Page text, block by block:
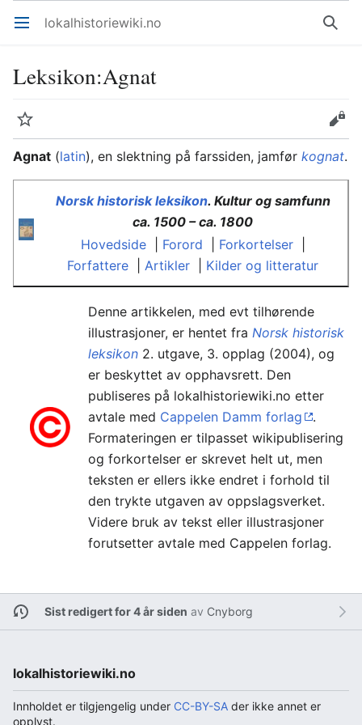
Åpne hovedmenyen lokalhistoriewiki.no Søk
Leksikon:Agnat
Overvåk
Rediger
Agnat (latin), en slektning på farssiden, jamfør kognat.
Norsk historisk leksikon. Kultur og samfunn
ca. 1500 – ca. 1800
Hovedside| Forord Forkortelser|
Forfattere
Artikler Kilder og litteratur
Denne artikkelen, med evt tilhørende
illustrasjoner, er hentet fra Norsk historisk
leksikon 2. utgave, 3. opplag (2004), og
er beskyttet av opphavsrett. Den
publiseres på lokalhistoriewiki.no etter
avtale med Cappelen Damm forlag
.
Formateringen er tilpasset wikipublisering
og forkortelser er skrevet helt ut, men
teksten er ellers ikke endret i forhold til
den trykte utgaven av oppslagsverket.
Videre bruk av tekst eller illustrasjoner
forutsetter avtale med Cappelen forlag.
Sist redigert for 4 år siden av Cnyborg
lokalhistoriewiki.no
Innholdet er tilgjengelig under CC-BY-SA der ikke annet er
opplyst.